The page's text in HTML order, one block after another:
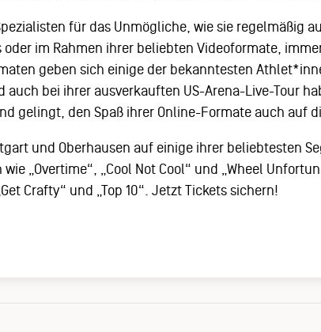
für das Unmögliche, wie sie regelmäßig
im Rahmen ihrer beliebten Videoformate,
geben sich einige der bekanntesten
auch bei ihrer ausverkauften US-Arena-Live-Tour
gelingt, den Spaß ihrer Online-Formate auch auf
und Oberhausen auf einige ihrer beliebtesten
„Overtime“, „Cool Not Cool“ und „Wheel
Crafty“ und „Top 10“. Jetzt Tickets sichern!